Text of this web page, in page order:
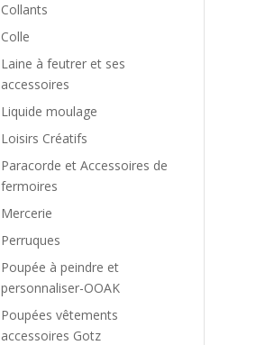
Collants
Colle
Laine à feutrer et ses
accessoires
Liquide moulage
Loisirs Créatifs
Paracorde et Accessoires de
fermoires
Mercerie
Perruques
Poupée à peindre et
personnaliser-OOAK
Poupées vêtements
accessoires Gotz